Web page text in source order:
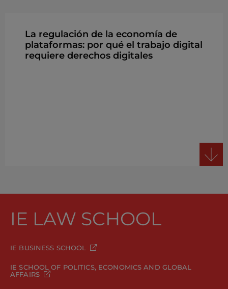
La regulación de la economía de
plataformas: por qué el trabajo digital
requiere derechos digitales
IE LAW SCHOOL
IE BUSINESS SCHOOL
IE SCHOOL OF POLITICS, ECONOMICS AND GLOBAL
AFFAIRS